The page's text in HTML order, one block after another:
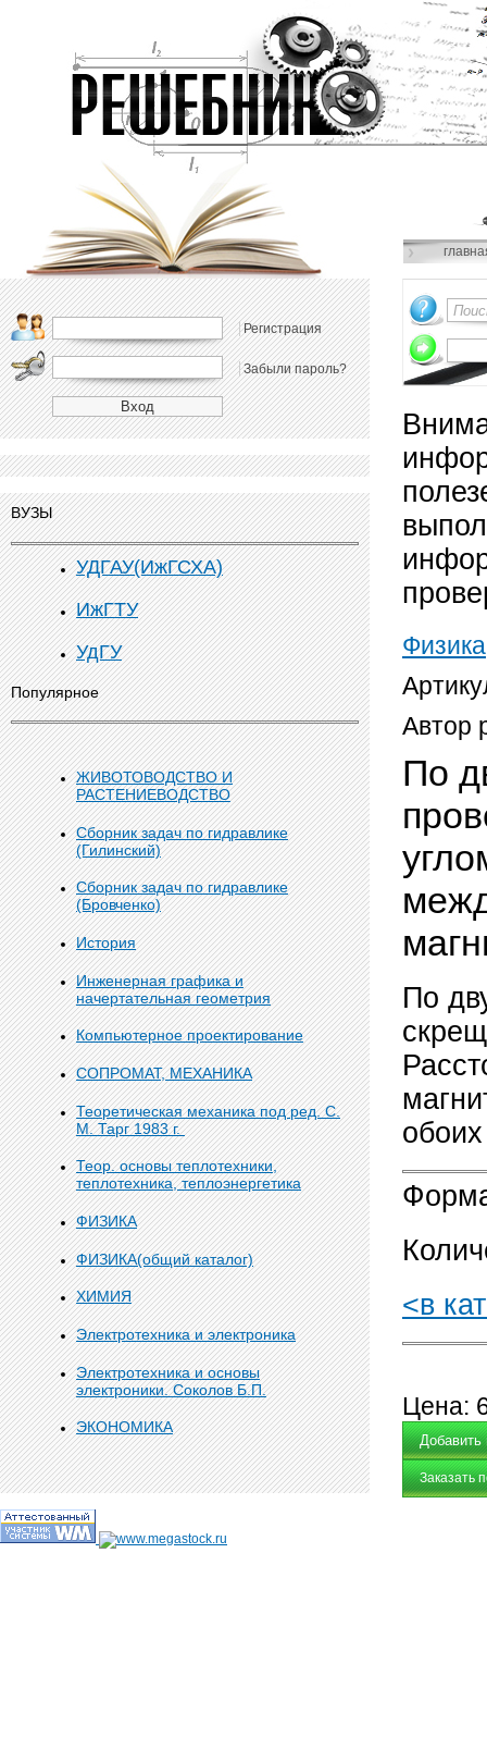
Регистрация
Забыли пароль?
ВУЗЫ
УДГАУ(ИжГСХА)
ИжГТУ
УдГУ
Популярное
ЖИВОТОВОДСТВО И
РАСТЕНИЕВОДСТВО
Сборник задач по гидравлике
(Гилинский)
Сборник задач по гидравлике
(Бровченко)
История
Инженерная графика и
начертательная геометрия
Компьютерное проектирование
СОПРОМАТ, МЕХАНИКА
Теоретическая механика под ред. С.
М. Тарг 1983 г.
Теор. основы теплотехники,
теплотехника, теплоэнергетика
ФИЗИКА
ФИЗИКА(общий каталог)
ХИМИЯ
Электротехника и электроника
Электротехника и основы
электроники. Соколов Б.П.
ЭКОНОМИКА
Физика
Автор
По
По
<в
Цена:
Заказать